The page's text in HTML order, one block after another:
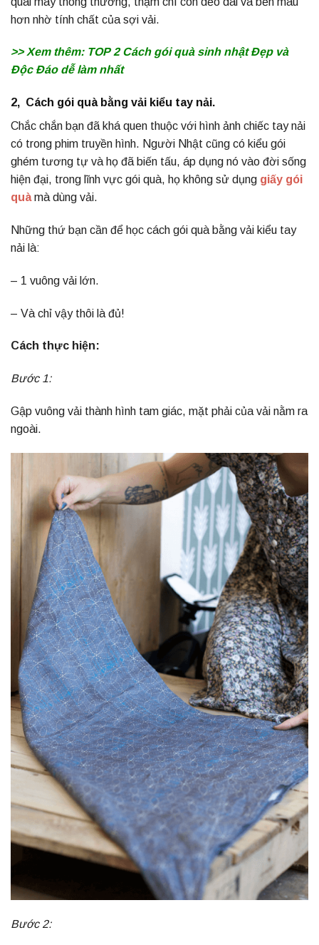
hơn nhờ tính chất của sợi vải.
>> Xem thêm: TOP 2 Cách gói quà sinh nhật Đẹp và
Độc Đáo dễ làm nhất
2, Cách gói quà bằng vải kiểu tay nải.
Chắc chắn bạn đã khá quen thuộc với hình ảnh chiếc tay nải
có trong phim truyền hình. Người Nhật cũng có kiểu gói
ghém tương tự và họ đã biến tấu, áp dụng nó vào đời sống
hiện đại, trong lĩnh vực gói quà, họ không sử dụng giấy gói
quàmà dùng vải.
Những thứ bạn cần để học cách gói quà bằng vải kiểu tay
nải là:
– 1 vuông vải lớn.
– Và chỉ vậy thôi là đủ!
Cách thực hiện:
Bước 1:
Gập vuông vải thành hình tam giác, mặt phải của vải nằm ra
ngoài.
Bước 2: